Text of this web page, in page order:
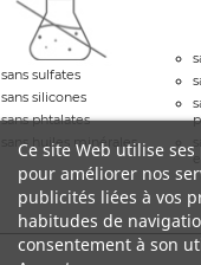
Ce site Web utilise
pour améliorer nos
publicités liées à vos
habitudes de
consentement à son
sans sulfates
sans silicones
sans phtalates
sans huiles minérales